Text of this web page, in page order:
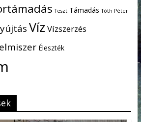
Teszt Támadás Tóth Péter
Víz Vízszerzés
Éleszték